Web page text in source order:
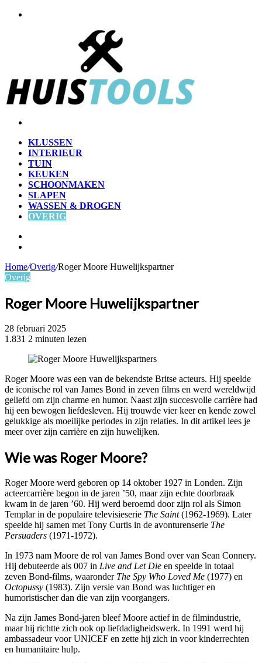
KLUSSEN
INTERIEUR
TUIN
KEUKEN
SCHOONMAKEN
SLAPEN
WASSEN & DROGEN
OVERIG
Home/Overig/Roger Moore Huwelijkspartner
Overig
Roger Moore Huwelijkspartner
28 februari 2025
1.831 2 minuten lezen
Roger Moore was een van de bekendste Britse acteurs. Hij speelde
de iconische rol van James Bond in zeven films en werd wereldwijd
geliefd om zijn charme en humor. Naast zijn succesvolle carrière had
hij een bewogen liefdesleven. Hij trouwde vier keer en kende zowel
gelukkige als moeilijke periodes in zijn relaties. In dit artikel lees je
meer over zijn carrière en zijn huwelijken.
Wie was Roger Moore?
Roger Moore werd geboren op 14 oktober 1927 in Londen. Zijn
acteercarrière begon in de jaren ’50, maar zijn echte doorbraak
kwam in de jaren ’60. Hij werd beroemd door zijn rol als Simon
Templar in de populaire televisieserie The Saint(1962-1969). Later
speelde hij samen met Tony Curtis in de avonturenserie The
Persuaders (1971-1972).
In 1973 nam Moore de rol van James Bond over van Sean Connery.
Hij debuteerde als 007 in Live and Let Die en speelde in totaal
zeven Bond-films, waaronder The Spy Who Loved Me (1977) en
Octopussy (1983). Zijn versie van Bond was luchtiger en
humoristischer dan die van zijn voorgangers.
Na zijn James Bond-jaren bleef Moore actief in de filmindustrie,
maar hij richtte zich ook op liefdadigheidswerk. In 1991 werd hij
ambassadeur voor UNICEF en zette hij zich in voor kinderrechten
en humanitaire hulp.